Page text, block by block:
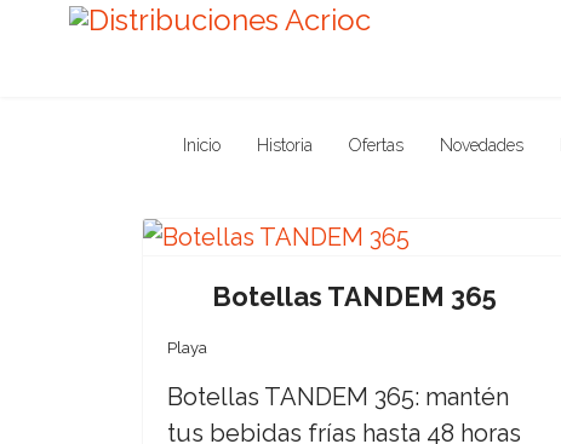
Inicio Historia Ofertas Novedades
Botellas TANDEM 365
Playa
Botellas TANDEM 365: mantén
tus bebidas frías hasta 48 horas